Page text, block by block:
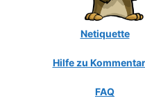
Netiquette
Hilfe zu
FAQ